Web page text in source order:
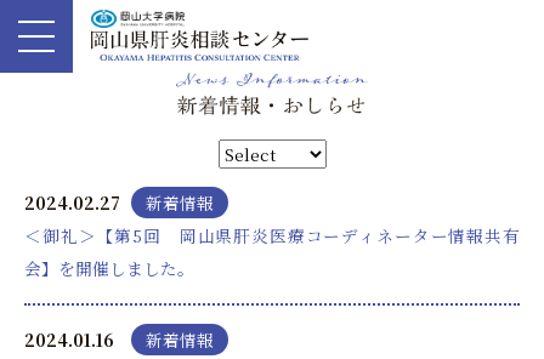
2024.02.27
新着情報
＜御礼＞【第5回 岡山県肝炎医療コーディネーター情報共有
会】を開催しました。
2024.01.16
新着情報